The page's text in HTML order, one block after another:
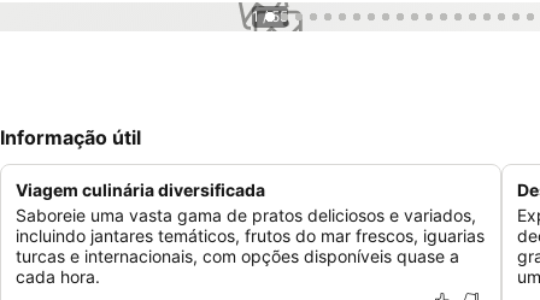
1 / 55
Informação útil
Viagem culinária diversificada
Saboreie uma vasta gama de pratos deliciosos e variados,
incluindo jantares temáticos, frutos do mar frescos, iguarias
turcas e internacionais, com opções disponíveis quase a
cada hora.